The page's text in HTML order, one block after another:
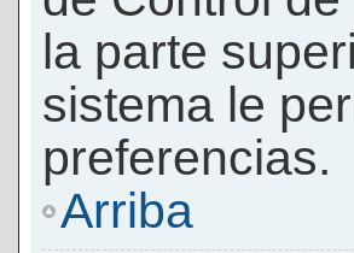
la parte
sistema le
preferencias.
Arriba